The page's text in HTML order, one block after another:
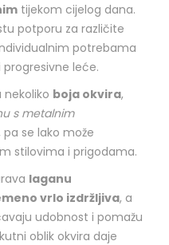
tijekom cijelog dana.
potporu za različite
potrebama
leće.
nekoliko boja okvira,
s metalnim
se lako može
stilovima i prigodama.
laganu
vrlo izdržljiva, a
udobnost i pomažu
oblik okvira daje